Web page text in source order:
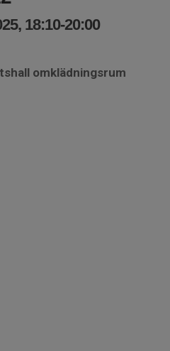
18:10-20:00
omklädningsrum